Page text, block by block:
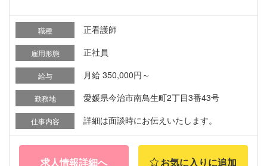
職種 正看護師
雇用形態 正社員
給与 月給 350,000円～
勤務地 愛媛県今治市南鳥生町2丁目3番43号
仕事内容 詳細は面談時にお伝えいたします。
求人情報詳細へ お気に入りに追加